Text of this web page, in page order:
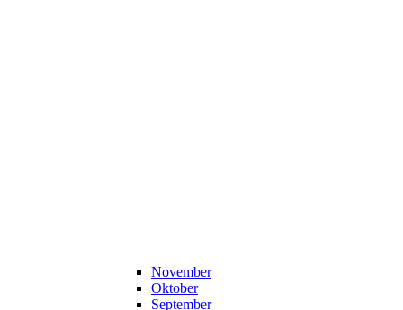
November
Oktober
September